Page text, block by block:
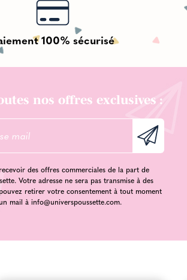
100% sécurisé
nos offres exclusives :
des offres commerciales de la part de
Votre adresse ne sera pas transmise à des
retirer votre consentement à tout moment
mail à info@universpoussette.com.